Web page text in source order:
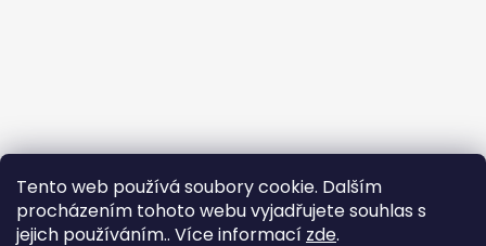
Tento web používá soubory cookie. Dalším
procházením tohoto webu vyjadřujete souhlas s
jejich používáním.. Více informací zde.